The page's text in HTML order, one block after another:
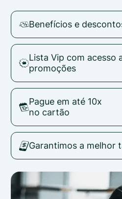
Benefícios e
Lista Vip com acesso
promoções
Pague em até 10x
no cartão
Garantimos a melhor